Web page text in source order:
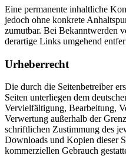
Eine permanente inhaltliche
jedoch ohne konkrete
zumutbar. Bei Bekanntwerden
derartige Links umgehend
Urheberrecht
Die durch die Seitenbetreiber
Seiten unterliegen dem
Vervielfältigung, Bearbeitung,
Verwertung außerhalb der
schriftlichen Zustimmung des
Downloads und Kopien dieser
kommerziellen Gebrauch